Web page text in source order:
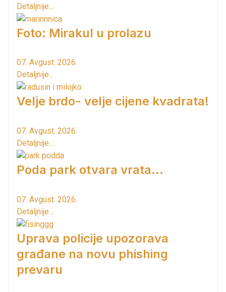
Detaljnije...
Foto: Mirakul u prolazu
07. Avgust. 2026.
Detaljnije...
Velje brdo- velje cijene kvadrata!
07. Avgust. 2026.
Detaljnije...
Poda park otvara vrata...
07. Avgust. 2026.
Detaljnije...
Uprava policije upozorava
građane na novu phishing
prevaru